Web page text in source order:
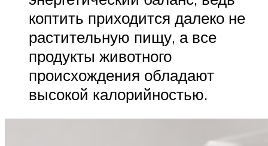
коптить приходится далеко не
растительную пищу, а все
продукты животного
происхождения обладают
высокой калорийностью.